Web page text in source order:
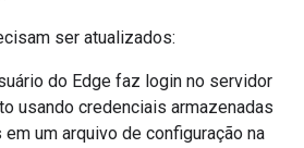
ser atualizados:
do Edge faz login no servidor
usando credenciais armazenadas
um arquivo de configuração na